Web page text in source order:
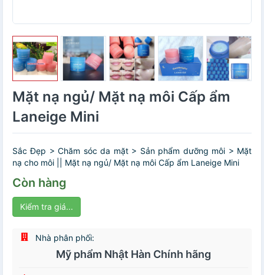
Mặt nạ ngủ/ Mặt nạ môi Cấp ẩm
Laneige Mini
Sắc Đẹp > Chăm sóc da mặt > Sản phẩm dưỡng môi > Mặt
nạ cho môi || Mặt nạ ngủ/ Mặt nạ môi Cấp ẩm Laneige Mini
Còn hàng
Kiểm tra giá...
Nhà phân phối:
Mỹ phẩm Nhật Hàn Chính hãng